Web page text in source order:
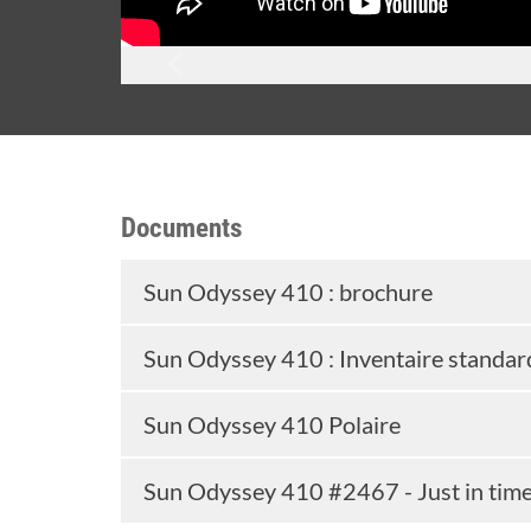
Documents
Sun Odyssey 410 : brochure
Sun Odyssey 410 : Inventaire
Sun Odyssey 410 Polaire
Sun Odyssey 410 #2467 - Just in